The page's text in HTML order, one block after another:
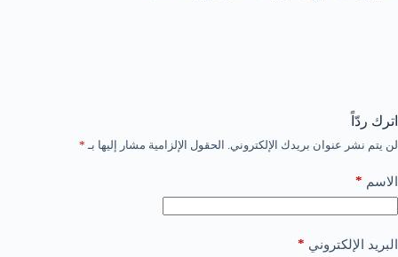
اترك ردّاً
لن يتم نشر عنوان بريدك الإلكتروني. الحقول الإلزامية مشار إليها بـ *
الاسم *
البريد الإلكتروني *